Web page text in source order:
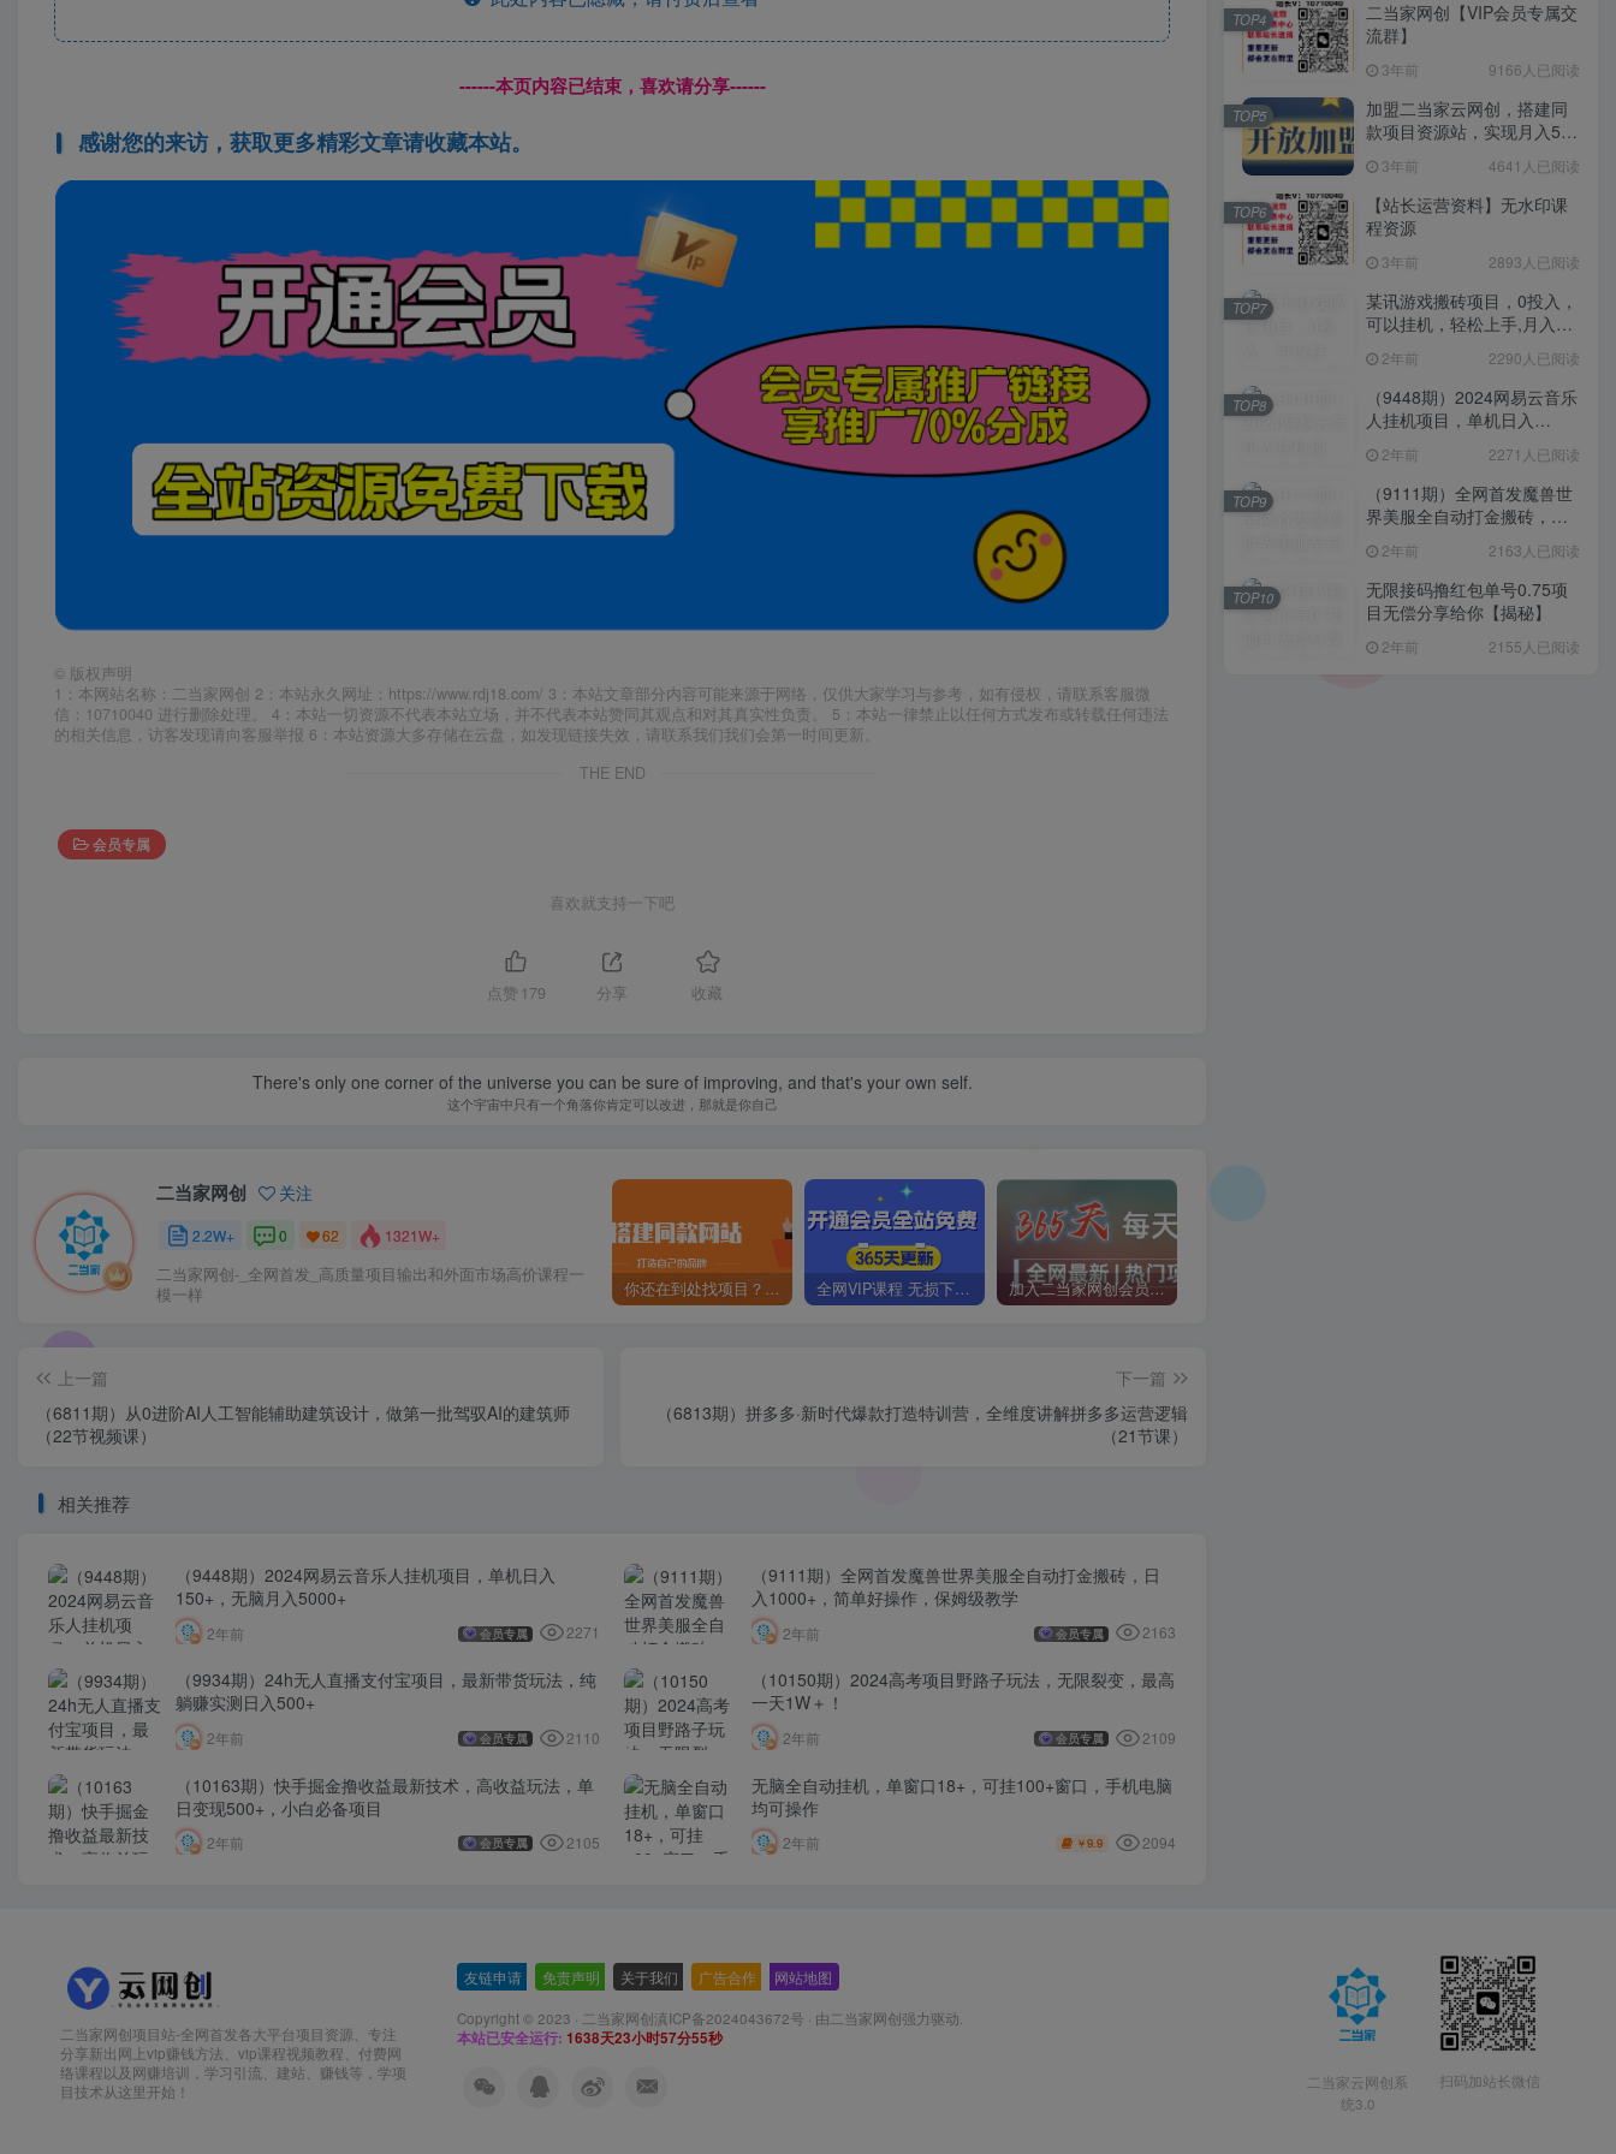
------本页内容已结束，喜欢请分享------
感谢您的来访，获取更多精彩文章请收藏本站。
© 版权声明
1：本网站名称：二当家网创 2：本站永久网址：https://www.rdj18.com/ 3：本站文章部分内容可能来源于网络，仅供大家学习与参考，如有侵权，请联系客服微
信：10710040 进行删除处理。 4：本站一切资源不代表本站立场，并不代表本站赞同其观点和对其真实性负责。 5：本站一律禁止以任何方式发布或转载任何违法
的相关信息，访客发现请向客服举报 6：本站资源大多存储在云盘，如发现链接失效，请联系我们我们会第一时间更新。
THE END
会员专属
喜欢就支持一下吧
点赞 179 分享 收藏
There's only one corner of the universe you can be sure of improving, and that's your own self.
这个宇宙中只有一个角落你肯定可以改进，那就是你自己
二当家网创 关注
2.2W+ 0 62 1321W+
二当家网创-_全网首发_高质量项目输出和外面市场高价课程一
模一样
你还在到处找项目？还在当韭菜？我靠卖项目一个月收入5万+，曾经我也是个失败者。 全网VIP课程 无损下载~ 加入二当家网创会员，享受70%的推广提成，免费学习网上万种创业课程，菜鸟变大神。
上一篇
（6811期）从0进阶AI人工智能辅助建筑设计，做第一批驾驭AI的建筑师
（22节视频课）
下一篇
（6813期）拼多多·新时代爆款打造特训营，全维度讲解拼多多运营逻辑
（21节课）
相关推荐
（9448期）2024网易云音乐人挂机项目，单机日入
150+，无脑月入5000+
2年前 会员专属 2271
（9111期）全网首发魔兽世界美服全自动打金搬砖，日
入1000+，简单好操作，保姆级教学
2年前 会员专属 2163
（9934期）24h无人直播支付宝项目，最新带货玩法，纯
躺赚实测日入500+
2年前 会员专属 2110
（10150期）2024高考项目野路子玩法，无限裂变，最高
一天1W＋！
2年前 会员专属 2109
（10163期）快手掘金撸收益最新技术，高收益玩法，单
日变现500+，小白必备项目
2年前 会员专属 2105
无脑全自动挂机，单窗口18+，可挂100+窗口，手机电脑
均可操作
2年前 ￥9.9 2094
二当家网创【VIP会员专属交
流群】
3年前 9166人已阅读
TOP4
加盟二当家云网创，搭建同
款项目资源站，实现月入5万
3年前 4641人已阅读
TOP5
【站长运营资料】无水印课
程资源
3年前 2893人已阅读
TOP6
某讯游戏搬砖项目，0投入，
可以挂机，轻松上手,月入
2年前 2290人已阅读
TOP7
（9448期）2024网易云音乐
人挂机项目，单机日入
2年前 2271人已阅读
TOP8
（9111期）全网首发魔兽世
界美服全自动打金搬砖，日
姆级教学
2年前 2163人已阅读
TOP9
无限接码撸红包单号0.75项
目无偿分享给你【揭秘】
2年前 2155人已阅读
TOP10
二当家网创项目站-全网首发各大平台项目资源、专注
分享新出网上vip赚钱方法、vip课程视频教程、付费网
络课程以及网赚培训，学习引流、建站、赚钱等，学项
目技术从这里开始！
友链申请 免责声明 关于我们 广告合作 网站地图
Copyright © 2023 · 二当家网创滇ICP备2024043672号 · 由二当家网创强力驱动.
本站已安全运行: 1638天23小时57分56秒
二当家云网创系
统3.0
扫码加站长微信